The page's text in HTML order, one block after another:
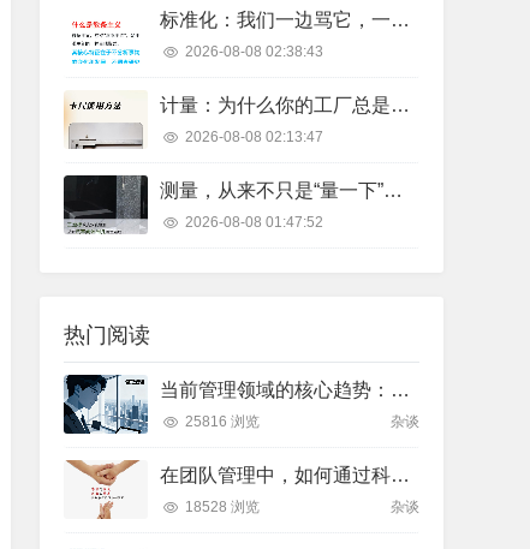
标准化：我们一边骂它，一边离不开它
2026-08-08 02:38:43
计量：为什么你的工厂总是差那么几微米？
2026-08-08 02:13:47
测量，从来不只是“量一下”那么简单
2026-08-08 01:47:52
热门阅读
当前管理领域的核心趋势：多维度解析与实践方向
25816 浏览 杂谈
在团队管理中，如何通过科学的领导艺术激发成员潜力并实现目标？
18528 浏览 杂谈